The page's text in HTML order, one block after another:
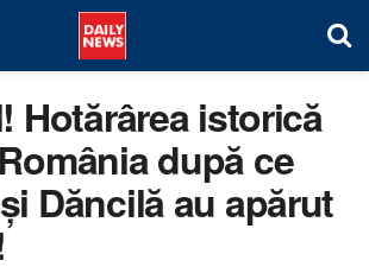
Hotărârea istorică
după ce
Dăncilă au apărut